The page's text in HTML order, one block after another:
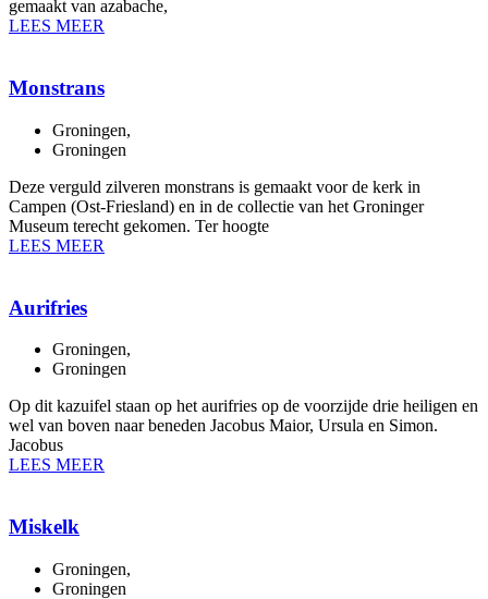
gemaakt van azabache,
LEES MEER
Monstrans
Groningen,
Groningen
Deze verguld zilveren monstrans is gemaakt voor de kerk in
Campen (Ost-Friesland) en in de collectie van het Groninger
Museum terecht gekomen. Ter hoogte
LEES MEER
Aurifries
Groningen,
Groningen
Op dit kazuifel staan op het aurifries op de voorzijde drie heiligen en
wel van boven naar beneden Jacobus Maior, Ursula en Simon.
Jacobus
LEES MEER
Miskelk
Groningen,
Groningen